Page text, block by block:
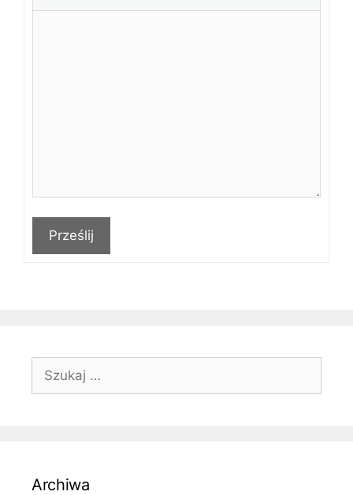
Prześlij
Szukaj:
Archiwa